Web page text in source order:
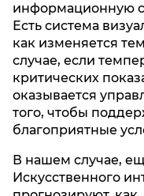
информационную
Есть система
как изменяется
случае, если
критических
оказывается
того, чтобы
благоприятные
В нашем случае,
Искусственного